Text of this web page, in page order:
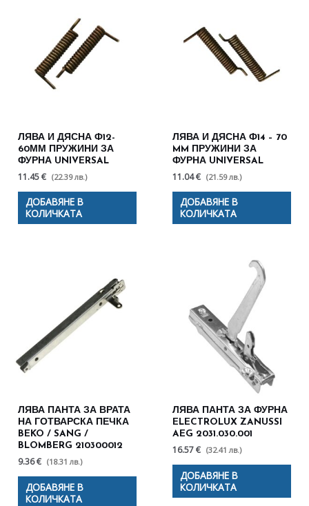
ЛЯВА И ДЯСНА Ф12-
60ММ ПРУЖИНИ ЗА
ФУРНА UNIVERSAL
11.45 € (22.39 лв.)
ДОБАВЯНЕ В
КОЛИЧКАТА
ЛЯВА И ДЯСНА Ф14 – 70
MM ПРУЖИНИ ЗА
ФУРНА UNIVERSAL
11.04 € (21.59 лв.)
ДОБАВЯНЕ В
КОЛИЧКАТА
ЛЯВА ПАНТА ЗА ВРАТА
НА ГОТВАРСКА ПЕЧКА
BEKO / SANG /
BLOMBERG 210300012
9.36 € (18.31 лв.)
ДОБАВЯНЕ В
КОЛИЧКАТА
ЛЯВА ПАНТА ЗА ФУРНА
ELECTROLUX ZANUSSI
AEG 2031.030.001
16.57 € (32.41 лв.)
ДОБАВЯНЕ В
КОЛИЧКАТА